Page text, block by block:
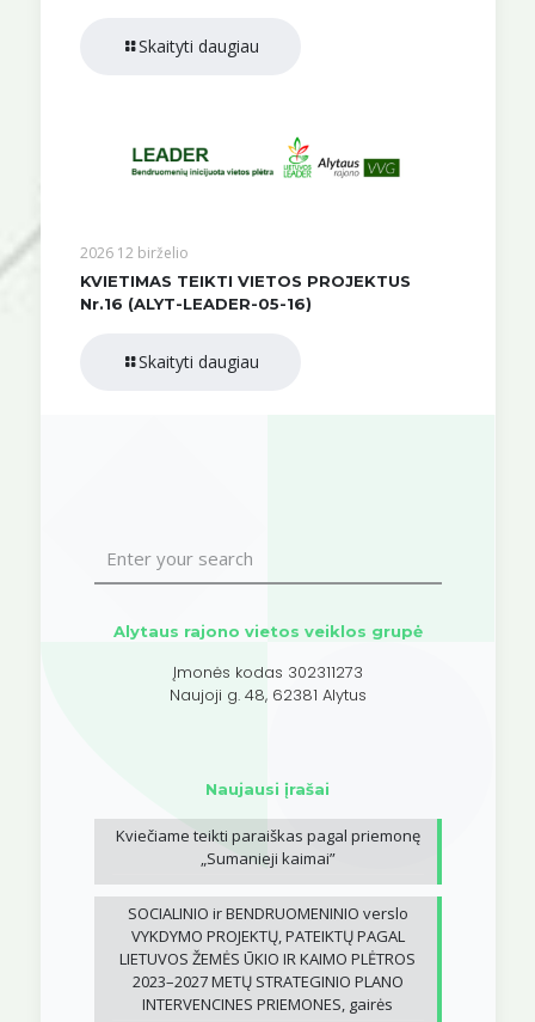
Skaityti daugiau
2026 12 birželio
KVIETIMAS TEIKTI VIETOS PROJEKTUS
Nr.16 (ALYT-LEADER-05-16)
Skaityti daugiau
Alytaus rajono vietos veiklos grupė
Įmonės kodas 302311273
Naujoji g. 48, 62381 Alytus
Naujausi įrašai
Kviečiame teikti paraiškas pagal priemonę
„Sumanieji kaimai”
SOCIALINIO ir BENDRUOMENINIO verslo
VYKDYMO PROJEKTŲ, PATEIKTŲ PAGAL
LIETUVOS ŽEMĖS ŪKIO IR KAIMO PLĖTROS
2023–2027 METŲ STRATEGINIO PLANO
INTERVENCINES PRIEMONES, gairės